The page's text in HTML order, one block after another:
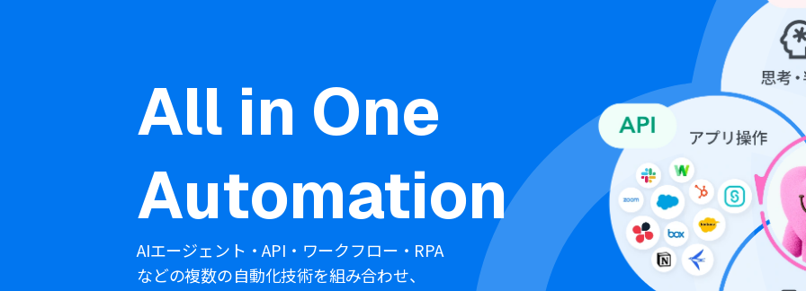
All in One
Automation
AIエージェント・API・ワークフロー・RPA
などの複数の自動化技術を組み合わせ、